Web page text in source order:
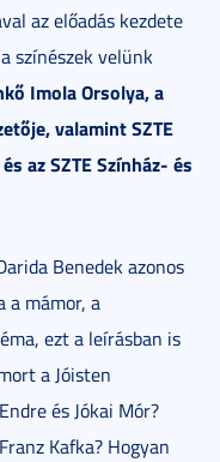
az előadás kezdete
színészek velünk
Imola Orsolya, a
valamint SZTE
az SZTE Színház- és
Benedek azonos
a mámor, a
ezt a leírásban is
a Jóisten
és Jókai Mór?
Kafka? Hogyan